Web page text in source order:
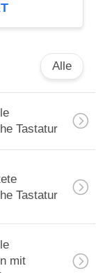
Alle
Tastatur
Tastatur
mit